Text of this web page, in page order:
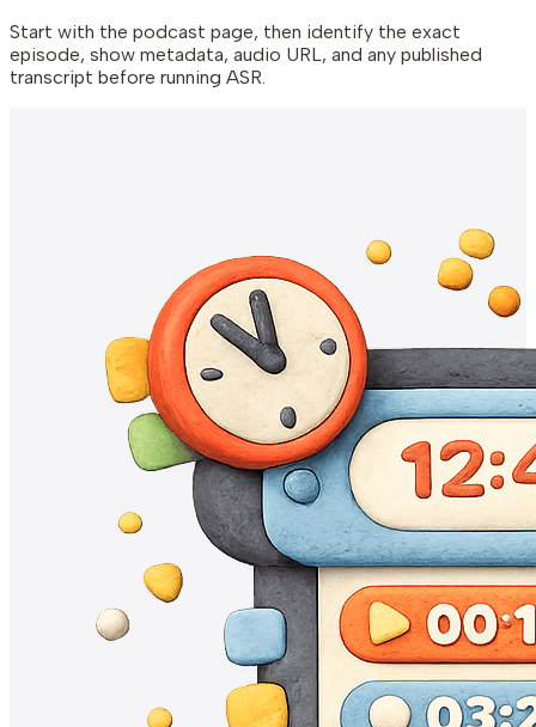
Start with the podcast page, then identify the exact
episode, show metadata, audio URL, and any published
transcript before running ASR.